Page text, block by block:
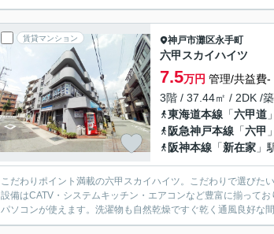
賃貸マンション 神戸市灘区永手町
六甲スカイハイツ
7.5万円 管理/共益費-
3階 / 37.44㎡ / 2DK /
東海道本線 「六甲道
阪急神戸本線 「六甲
阪神本線 「新在家 」
こだわりポイント満載の六甲スカイハイツ。こだわりで選びた
設備はCATV・システムキッチン・エアコンなど豊富に揃って
パソコンが使えます。洗濯物も自然乾燥ですぐ乾く通風良好な